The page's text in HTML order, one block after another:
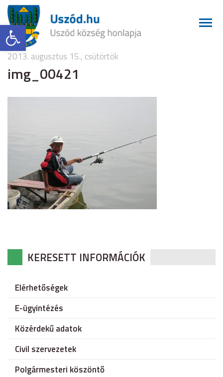
Eszköztár megnyitása
2013. augusztus 15., csütörtök
img_00421
KERESETT INFORMÁCIÓK
Elérhetőségek
E-ügyintézés
Közérdekű adatok
Civil szervezetek
Polgármesteri köszöntő